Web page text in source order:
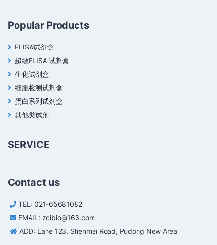
Popular Products
ELISA试剂盒
超敏ELISA 试剂盒
生化试剂盒
细胞检测试剂盒
蛋白系列试剂盒
其他类试剂
SERVICE
Contact us
TEL: 021-65681082
EMAIL: zcibio@163.com
ADD: Lane 123, Shenmei Road, Pudong New Area